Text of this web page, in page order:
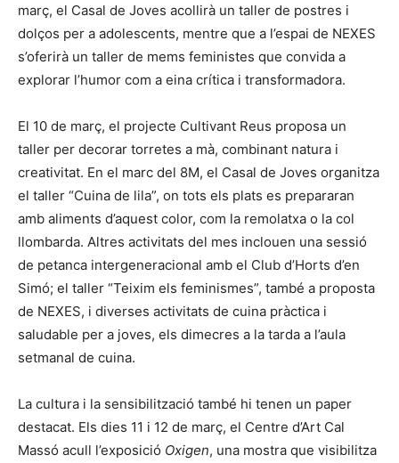
març, el Casal de Joves acollirà un taller de postres i
dolços per a adolescents, mentre que a l’espai de NEXES
s’oferirà un taller de mems feministes que convida a
explorar l’humor com a eina crítica i transformadora.
El 10 de març, el projecte Cultivant Reus proposa un
taller per decorar torretes a mà, combinant natura i
creativitat. En el marc del 8M, el Casal de Joves organitza
el taller “Cuina de lila”, on tots els plats es prepararan
amb aliments d’aquest color, com la remolatxa o la col
llombarda. Altres activitats del mes inclouen una sessió
de petanca intergeneracional amb el Club d’Horts d’en
Simó; el taller “Teixim els feminismes”, també a proposta
de NEXES, i diverses activitats de cuina pràctica i
saludable per a joves, els dimecres a la tarda a l’aula
setmanal de cuina.
La cultura i la sensibilització també hi tenen un paper
destacat. Els dies 11 i 12 de març, el Centre d’Art Cal
Massó acull l’exposició Oxigen, una mostra que visibilitza